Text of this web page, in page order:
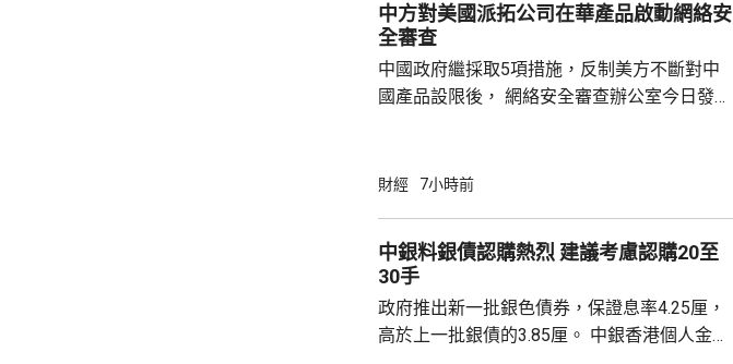
中方對美國派拓公司在華產品啟動網絡安
全審查
中國政府繼採取5項措施，反制美方不斷對中
國產品設限後， 網絡安全審查辦公室今日發公
公告指，為保障關鍵信息基礎設施安全穩定運
拓產品實施網絡安全審查。 商務部昨日宣布對
美國採取5項反制措施，包括加強無人機相關
兩用物項對出口管...
財經 7小時前
中銀料銀債認購熱烈 建議考慮認購20至
30手
政府推出新一批銀色債券，保證息率4.25厘，
高於上一批銀債的3.85厘。 中銀香港個人金融